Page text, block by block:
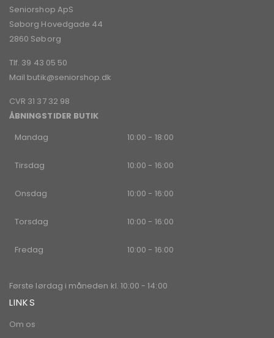
Seniorshop ApS
Søborg Hovedgade 44
2860 Søborg
Tlf. 39 43 05 50
Mail butik@seniorshop.dk
CVR 31 37 32 98
ÅBNINGSTIDER BUTIK
Mandag
10:00 - 18:00
Tirsdag 10:00 - 16:00
Onsdag 10:00 - 16:00
Torsdag 10:00 - 16:00
Fredag 10:00 - 16:00
Første lørdag i måneden kl. 10:00 - 14:00
LINKS
Om os